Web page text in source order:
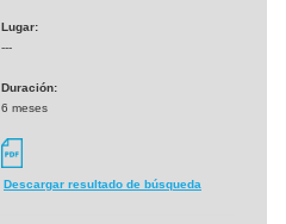
Lugar:
---
Duración:
6 meses
Descargar resultado de búsqueda